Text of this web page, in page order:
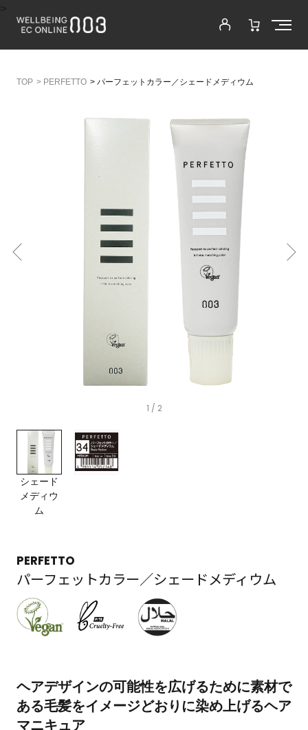
> PERFETTO > パーフェットカラー／シェードメディウム
1 / 2
シェード
メディウ
ム
PERFETTO
パーフェットカラー／シェードメディウム
ヘアデザインの可能性を広げるために素材で
ある毛髪をイメージどおりに染め上げるヘア
マニキュア